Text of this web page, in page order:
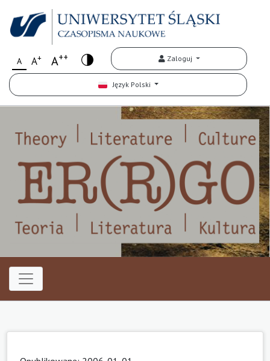
A A+ A++ Zaloguj
Język Polski